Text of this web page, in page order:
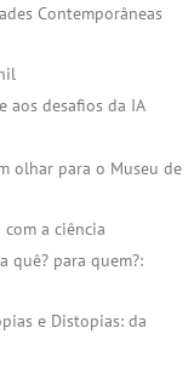
Contemporâneas
aos desafios da IA
olhar para o Museu de
a ciência
quê? para quem?:
e Distopias: da